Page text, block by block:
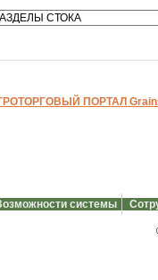
ПОРТАЛ
системы